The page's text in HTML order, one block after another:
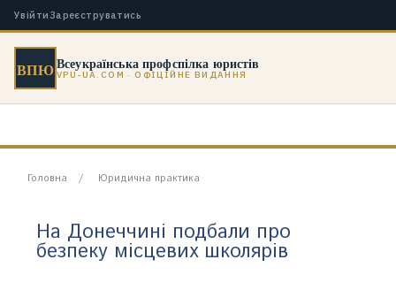
Увійти Зареєструватись
ВПЮВсеукраїнська профспілка юристів
VPU-UA.COM · ОФІЦІЙНЕ ВИДАННЯ
Головна Юридична практика
На Донеччині подбали про
безпеку місцевих школярів